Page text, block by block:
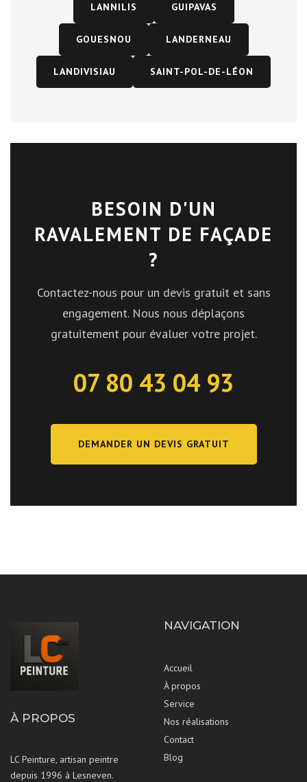
LANNILIS GUIPAVAS
GOUESNOU LANDERNEAU
LANDIVISIAU SAINT-POL-DE-LÉON
BESOIN D'UN
RAVALEMENT DE FAÇADE
?
Contactez-nous pour un devis gratuit et sans
engagement. Nous nous déplaçons
gratuitement pour évaluer votre projet.
07 80 43 04 93
DEMANDER UN DEVIS GRATUIT
À PROPOS
LC Peinture, artisan peintre
depuis 1996 à Lesneven.
NAVIGATION
Accueil
À propos
Service
Nos réalisations
Contact
Blog